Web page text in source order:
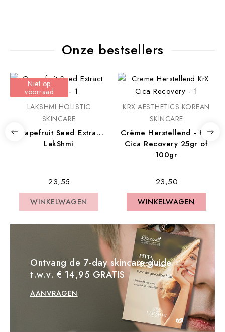
Onze bestsellers
Niet op
voorraad
LAKSHMI HOLISTIC
SKINCARE
Grapefruit Seed Extract
LakShmi
€ 23,55
WINKELWAGEN
KRX AESTHETICS KOREAN
SKINCARE
Crème Herstellend - KrX
Cica Recovery 25gr of
100gr
€ 23,50
WINKELWAGEN
Ontvang de 7-day skincare guide
t.w.v. € 14,95 GRATIS
AANVRAGEN